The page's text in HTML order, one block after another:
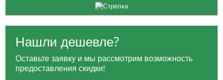
Опция приобретенияЗАГОТОВОК: платите только за
Для жителей Москвы:
ТТК для заказов от 100 тысяч рублей.
Нашли дешевле?
Оставьте заявку и мы рассмотрим возможность
предоставления скидки!